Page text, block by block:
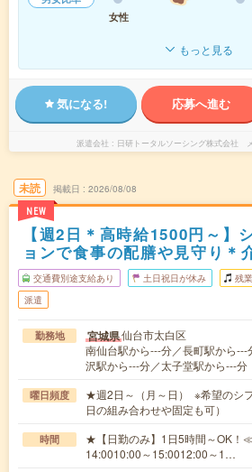
女性
もっと見る
気になる! 応募へ進む
派遣会社 日研トータルソーシング株式会社
未読
NEW
掲載日 2026/08/08
【週2日＊高時給1500円～】
ョンで食事の配膳や見守り＊
交通費別途支給あり 土日祝日が休み 残業
派遣
勤務地 宮城県仙台市太白区
南仙台駅から---分／長町駅から
沢駅から---分／太子堂駅から---分
曜日頻度
★週2日～（月～日） ※希望のシ
日の組み合わせや固定も可）
時間
★【日勤のみ】1日5時間～OK！
14:0010:00～15:0012:00～1…